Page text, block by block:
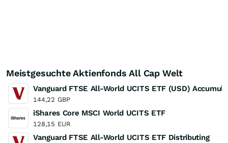
Meistgesuchte Aktienfonds All Cap Welt
Vanguard FTSE All-World UCITS ETF (USD)
144,22 GBP
iShares Core MSCI World UCITS ETF
128,15 EUR
Vanguard FTSE All-World UCITS ETF Distributing